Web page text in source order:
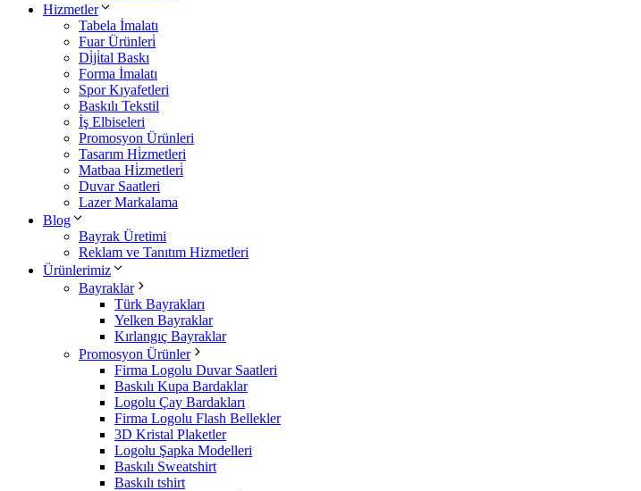
Hizmetler
Tabela İmalatı
Fuar Ürünleri̇
Di̇ji̇tal Baskı
Forma İmalatı
Spor Kıyafetleri
Baskılı Tekstil
İş Elbiseleri
Promosyon Ürünleri
Tasarım Hi̇zmetleri
Matbaa Hi̇zmetleri̇
Duvar Saatleri
Lazer Markalama
Blog
Bayrak Üretimi
Reklam ve Tanıtım Hizmetleri
Ürünlerimiz
Bayraklar
Türk Bayrakları
Yelken Bayraklar
Kırlangıç Bayraklar
Promosyon Ürünler
Firma Logolu Duvar Saatleri
Baskılı Kupa Bardaklar
Logolu Çay Bardakları
Firma Logolu Flash Bellekler
3D Kristal Plaketler
Logolu Şapka Modelleri
Baskılı Sweatshirt
Baskılı tshirt